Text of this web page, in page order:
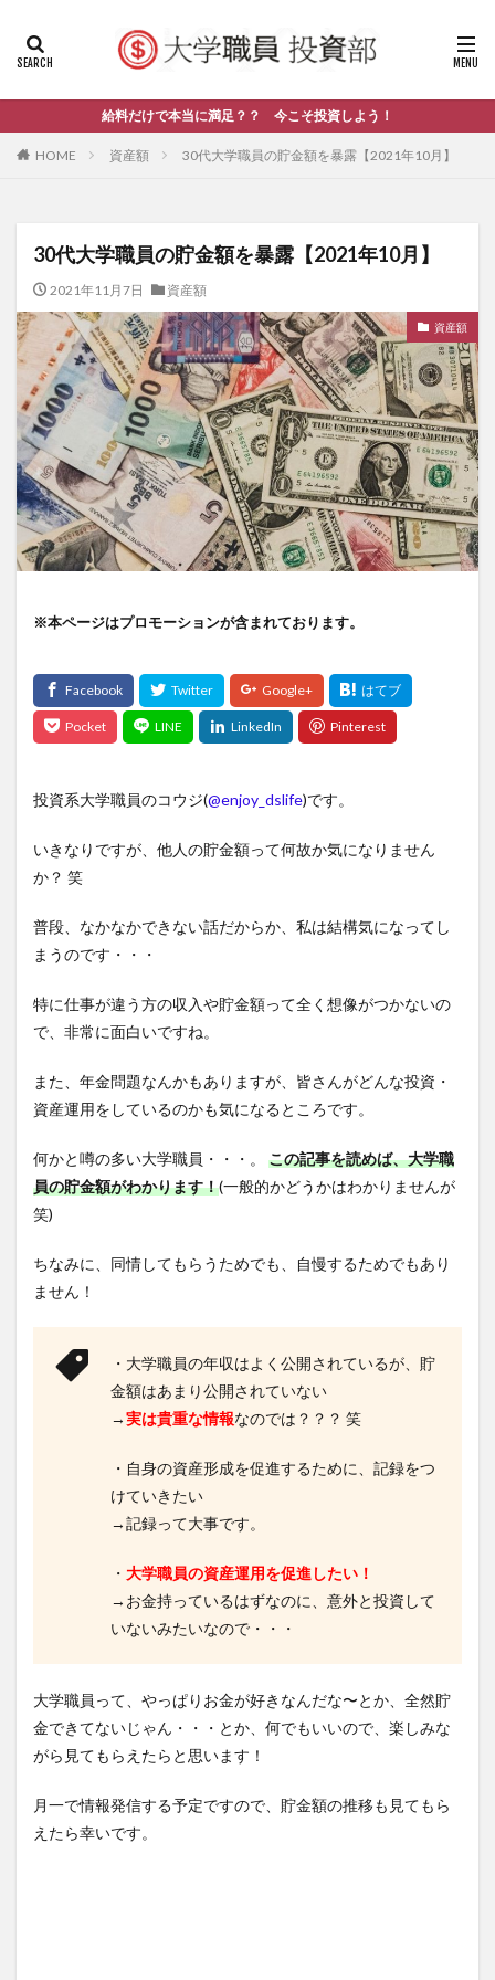
給料だけで本当に満足？？ 今こそ投資しよう！
HOME 資産額 30代大学職員の貯金額を暴露【2021年10月】
30代大学職員の貯金額を暴露【2021年10月】
2021年11月7日 資産額
資産額
※本ページはプロモーションが含まれております。
投資系大学職員のコウジ(@enjoy_dslife)です。
いきなりですが、他人の貯金額って何故か気になりません
か？ 笑
普段、なかなかできない話だからか、私は結構気になってし
まうのです・・・
特に仕事が違う方の収入や貯金額って全く想像がつかないの
で、非常に面白いですね。
また、年金問題なんかもありますが、皆さんがどんな投資・
資産運用をしているのかも気になるところです。
何かと噂の多い大学職員・・・。 この記事を読めば、大学職
員の貯金額がわかります！(一般的かどうかはわかりませんが
笑)
ちなみに、同情してもらうためでも、自慢するためでもあり
ません！
・大学職員の年収はよく公開されているが、貯
金額はあまり公開されていない
→実は貴重な情報なのでは？？？ 笑
・自身の資産形成を促進するために、記録をつ
けていきたい
→記録って大事です。
・ 大学職員の資産運用を促進したい！
→お金持っているはずなのに、意外と投資して
いないみたいなので・・・
大学職員って、やっぱりお金が好きなんだな〜とか、全然貯
金できてないじゃん・・・とか、何でもいいので、楽しみな
がら見てもらえたらと思います！
月一で情報発信する予定ですので、貯金額の推移も見てもら
えたら幸いです。